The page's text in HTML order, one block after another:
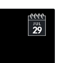
JUL
29